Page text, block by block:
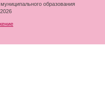
образования